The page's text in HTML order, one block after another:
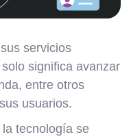
servicios
significa avanzar
entre otros
usuarios.
tecnología se